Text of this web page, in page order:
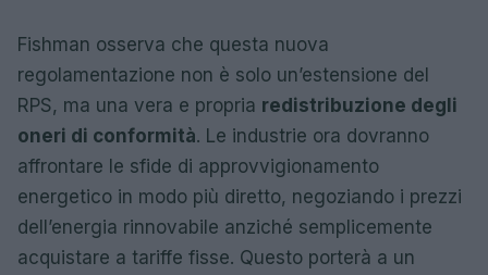
Fishman osserva che questa nuova
regolamentazione non è solo un’estensione del
RPS, ma una vera e propria redistribuzione degli
oneri di conformità. Le industrie ora dovranno
affrontare le sfide di approvvigionamento
energetico in modo più diretto, negoziando i prezzi
dell’energia rinnovabile anziché semplicemente
acquistare a tariffe fisse. Questo porterà a un